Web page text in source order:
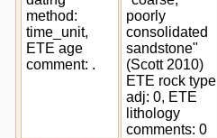
method:
time_unit,
ETE age
comment: .
poorly
consolidated
sandstone"
(Scott 2010)
ETE rock type
adj: 0, ETE
lithology
comments: 0